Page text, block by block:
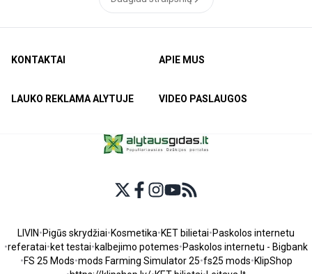
KONTAKTAI APIE MUS
LAUKO REKLAMA ALYTUJE VIDEO PASLAUGOS
LIVIN•Pigūs skrydžiai•Kosmetika•KET bilietai•Paskolos internetu
•referatai•ket testai•kalbejimo potemes•Paskolos internetu - Bigbank
•FS 25 Mods•mods Farming Simulator 25•fs25 mods•KlipShop